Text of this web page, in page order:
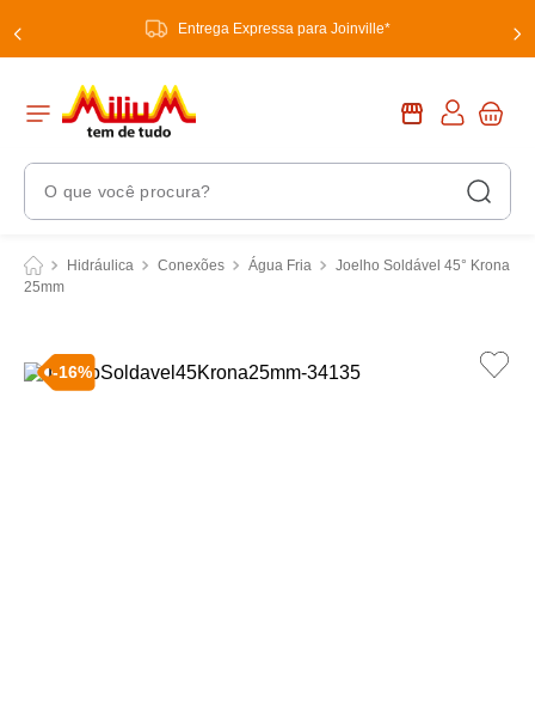
Entrega Expressa para Joinville*
O que você procura?
Hidráulica Conexões Água Fria
Joelho Soldável 45° Krona
25mm
-16%
Termos Mais Buscados
3º torneira